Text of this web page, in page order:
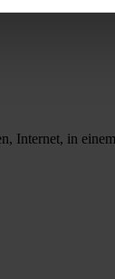
Internet, in